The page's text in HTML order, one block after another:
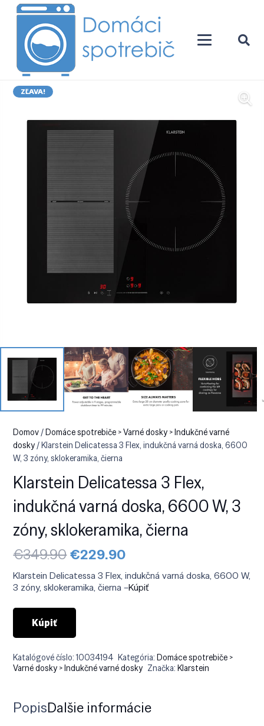
ZĽAVA!
Domov/Domáce spotrebiče > Varné dosky > Indukčné varné
dosky/ Klarstein Delicatessa 3 Flex, indukčná varná doska, 6600
W, 3 zóny, sklokeramika, čierna
Klarstein Delicatessa 3 Flex,
indukčná varná doska, 6600 W, 3
zóny, sklokeramika, čierna
€349.90Pôvodná
cena
bola:
€349.90.
€229.90Aktuálna
je:
€229.90.
Klarstein Delicatessa 3 Flex, indukčná varná doska, 6600 W,
3 zóny, sklokeramika, čierna –Kúpiť
Kúpiť
Katalógové číslo:10034194 Kategória:Domáce spotrebiče >
Varné dosky > Indukčné varné dosky Značka:Klarstein
PopisĎalšie informácie